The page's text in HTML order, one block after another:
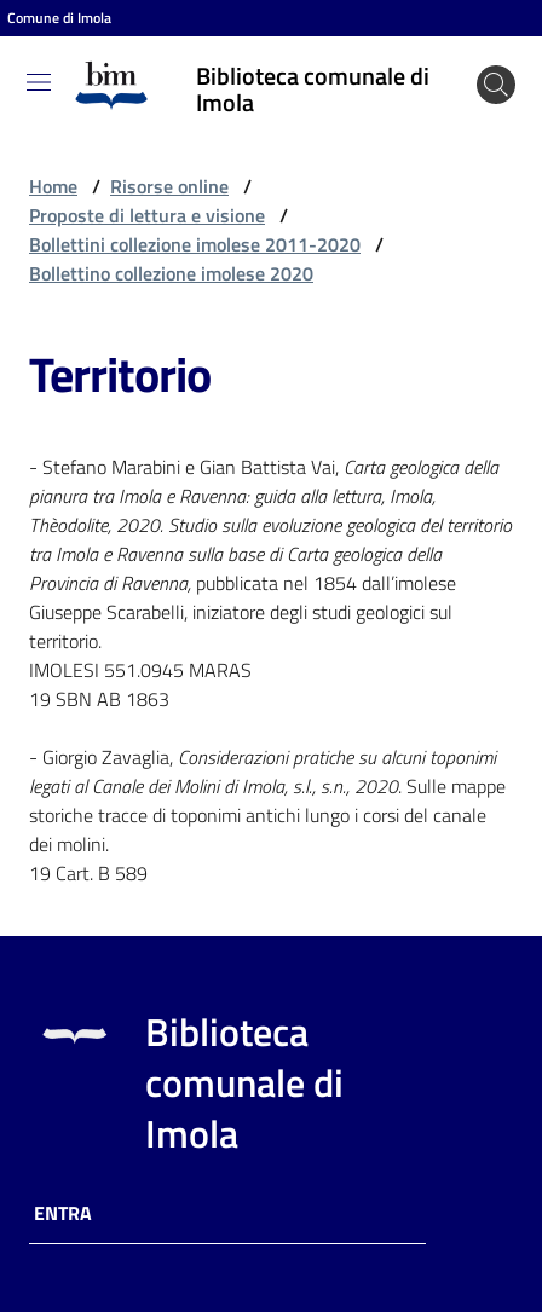
Vai al contenuto
Vai alla navigazione
Vai al footer
Comune di Imola
Biblioteca comunale di
Imola
Biblioteca
comunale
Entra
Cosa
puoi
Scopri
i
contenuti
Risorse
online
Casa
la
Home / Risorse online /
Proposte di lettura e visione /
Bollettini collezione imolese 2011-2020 /
Bollettino collezione imolese 2020
Territorio
- Stefano Marabini e Gian Battista Vai, Carta geologica della
pianura tra Imola e Ravenna: guida alla lettura, Imola,
Thèodolite, 2020. Studio sulla evoluzione geologica del territorio
tra Imola e Ravenna sulla base di Carta geologica della
Provincia di Ravenna, pubblicata nel 1854 dall’imolese
Giuseppe Scarabelli, iniziatore degli studi geologici sul
territorio.
IMOLESI 551.0945 MARAS
19 SBN AB 1863
- Giorgio Zavaglia, Considerazioni pratiche su alcuni toponimi
legati al Canale dei Molini di Imola, s.l., s.n., 2020. Sulle mappe
storiche tracce di toponimi antichi lungo i corsi del canale
dei molini.
19 Cart. B 589
Biblioteca
comunale di
Imola
ENTRA